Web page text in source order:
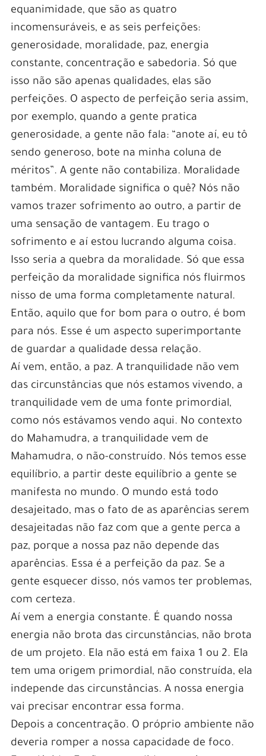
equanimidade, que são as quatro
incomensuráveis, e as seis perfeições:
generosidade, moralidade, paz, energia
constante, concentração e sabedoria. Só que
isso não são apenas qualidades, elas são
perfeições. O aspecto de perfeição seria assim,
por exemplo, quando a gente pratica
generosidade, a gente não fala: “anote aí, eu tô
sendo generoso, bote na minha coluna de
méritos”. A gente não contabiliza. Moralidade
também. Moralidade significa o quê? Nós não
vamos trazer sofrimento ao outro, a partir de
uma sensação de vantagem. Eu trago o
sofrimento e aí estou lucrando alguma coisa.
Isso seria a quebra da moralidade. Só que essa
perfeição da moralidade significa nós fluirmos
nisso de uma forma completamente natural.
Então, aquilo que for bom para o outro, é bom
para nós. Esse é um aspecto superimportante
de guardar a qualidade dessa relação.
Aí vem, então, a paz. A tranquilidade não vem
das circunstâncias que nós estamos vivendo, a
tranquilidade vem de uma fonte primordial,
como nós estávamos vendo aqui. No contexto
do Mahamudra, a tranquilidade vem de
Mahamudra, o não-construído. Nós temos esse
equilíbrio, a partir deste equilíbrio a gente se
manifesta no mundo. O mundo está todo
desajeitado, mas o fato de as aparências serem
desajeitadas não faz com que a gente perca a
paz, porque a nossa paz não depende das
aparências. Essa é a perfeição da paz. Se a
gente esquecer disso, nós vamos ter problemas,
com certeza.
Aí vem a energia constante. É quando nossa
energia não brota das circunstâncias, não brota
de um projeto. Ela não está em faixa 1 ou 2. Ela
tem uma origem primordial, não construída, ela
independe das circunstâncias. A nossa energia
vai precisar encontrar essa forma.
Depois a concentração. O próprio ambiente não
deveria romper a nossa capacidade de foco.